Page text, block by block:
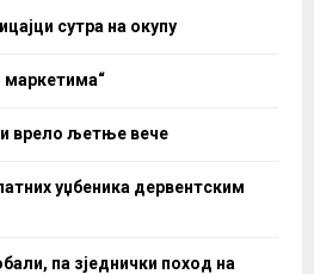
сутра на окупу
маркетима“
врело љетње вече
уџбеника дервентским
па зједнички поход на